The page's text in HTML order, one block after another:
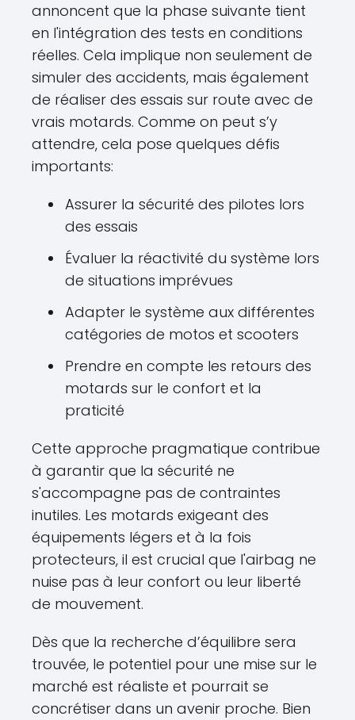
annoncent que la phase suivante tient
en l'intégration des tests en conditions
réelles. Cela implique non seulement de
simuler des accidents, mais également
de réaliser des essais sur route avec de
vrais motards. Comme on peut s’y
attendre, cela pose quelques défis
importants:
Assurer la sécurité des pilotes lors
des essais
Évaluer la réactivité du système lors
de situations imprévues
Adapter le système aux différentes
catégories de motos et scooters
Prendre en compte les retours des
motards sur le confort et la
praticité
Cette approche pragmatique contribue
à garantir que la sécurité ne
s'accompagne pas de contraintes
inutiles. Les motards exigeant des
équipements légers et à la fois
protecteurs, il est crucial que l'airbag ne
nuise pas à leur confort ou leur liberté
de mouvement.
Dès que la recherche d’équilibre sera
trouvée, le potentiel pour une mise sur le
marché est réaliste et pourrait se
concrétiser dans un avenir proche. Bien